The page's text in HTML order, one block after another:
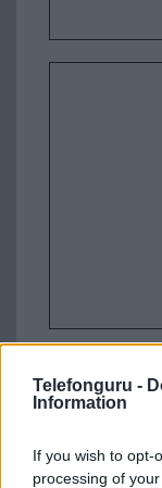
Telefonguru -
Information
If you wish to opt-
processing of